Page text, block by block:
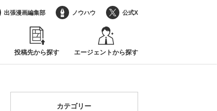
投稿先から探す エージェントから探す
出張漫画編集部 ノウハウ 公式X
カテゴリー